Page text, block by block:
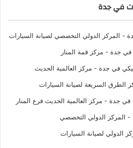
في جدة
- المركز الدولي التخصصي لصيانة السيارات
في جدة - مركز قمة المنار
في جدة - مركز العالمية الحديث
الطرق السريعة لصيانة السيارات
في جدة - مركز العالمية الحديث فرع المنار
- المركز الدولي التخصصي
الدولي لصيانة السيارات